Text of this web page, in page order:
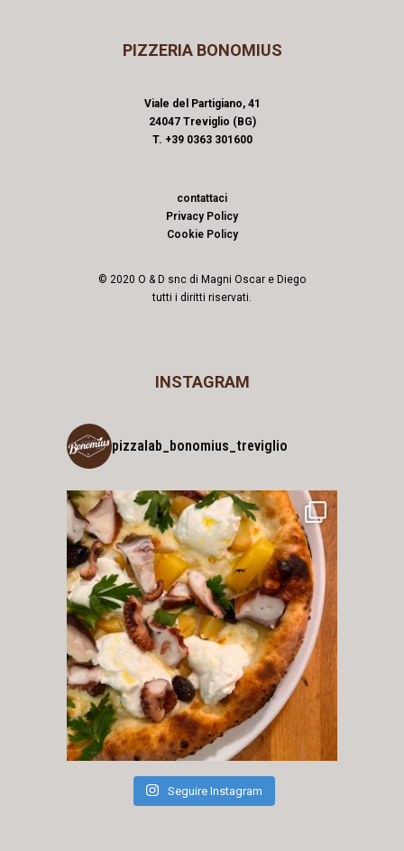
PIZZERIA BONOMIUS
Viale del Partigiano, 41
24047 Treviglio (BG)
T. +39 0363 301600
contattaci
Privacy Policy
Cookie Policy
© 2020 O & D snc di Magni Oscar e Diego
tutti i diritti riservati.
INSTAGRAM
pizzalab_bonomius_treviglio
Seguire Instagram